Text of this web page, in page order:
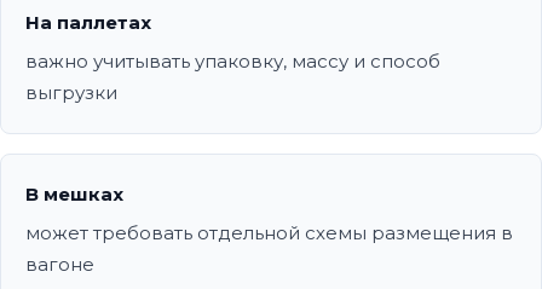
На паллетах
важно учитывать упаковку, массу и способ
выгрузки
В мешках
может требовать отдельной схемы размещения в
вагоне